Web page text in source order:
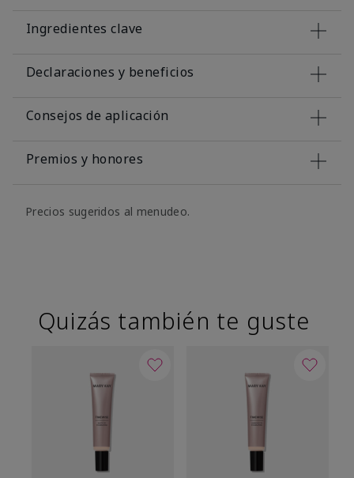
Ingredientes clave
Declaraciones y beneficios
Consejos de aplicación
Premios y honores
Precios sugeridos al menudeo.
Quizás también te guste